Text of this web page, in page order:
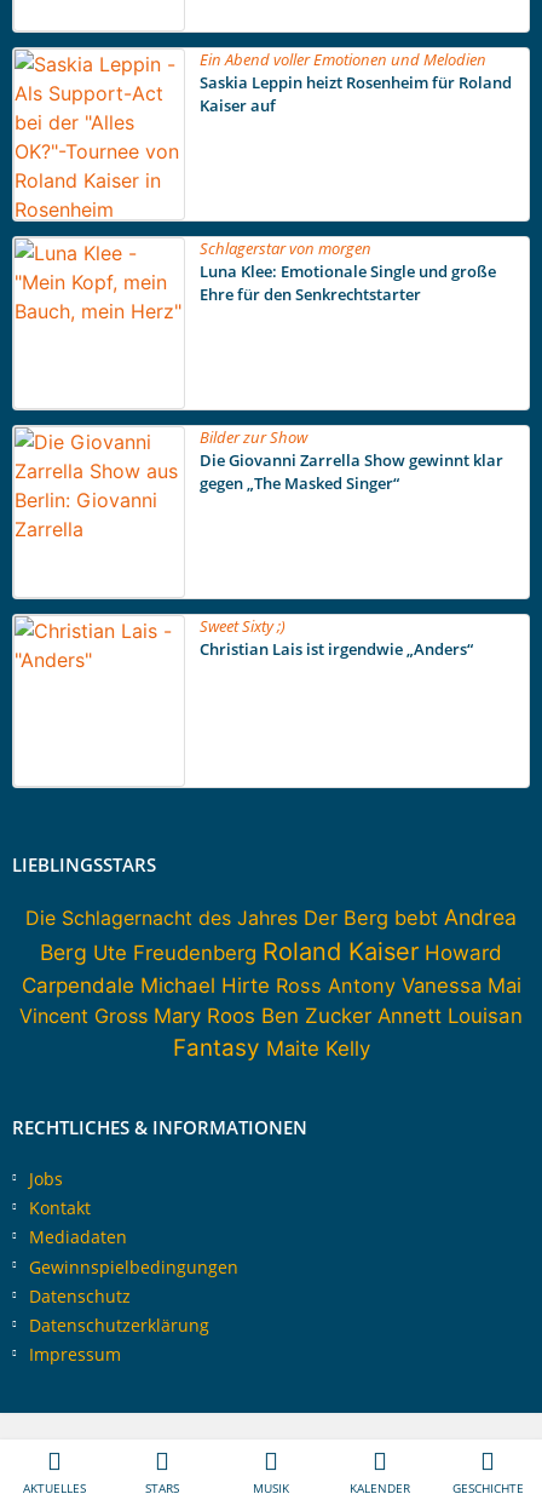
AKTUELLES STARS MUSIK KALENDER GESCHICHTE
Ein Abend voller Emotionen und Melodien
Saskia Leppin heizt Rosenheim für Roland
Kaiser auf
Schlagerstar von morgen
Luna Klee: Emotionale Single und große
Ehre für den Senkrechtstarter
Bilder zur Show
Die Giovanni Zarrella Show gewinnt klar
gegen „The Masked Singer“
Sweet Sixty ;)
Christian Lais ist irgendwie „Anders“
LIEBLINGSSTARS
Die Schlagernacht des Jahres Der Berg bebt Andrea
Berg Ute Freudenberg Roland Kaiser Howard
Carpendale Michael Hirte Ross Antony Vanessa Mai
Vincent Gross Mary Roos Ben Zucker Annett Louisan
Fantasy Maite Kelly
RECHTLICHES & INFORMATIONEN
Jobs
Kontakt
Mediadaten
Gewinnspielbedingungen
Datenschutz
Datenschutzerklärung
Impressum